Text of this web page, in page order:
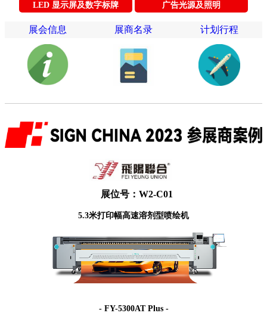
LED 显示屏及数字标牌 广告光源及照明
展会信息 展商名录 计划行程
展位号：W2-C01
5.3米打印幅高速溶剂型喷绘机
- FY-5300AT Plus -